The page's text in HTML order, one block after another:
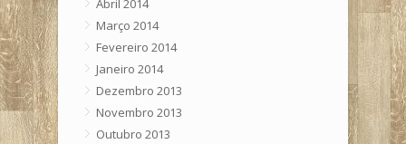
Abril 2014
Março 2014
Fevereiro 2014
Janeiro 2014
Dezembro 2013
Novembro 2013
Outubro 2013